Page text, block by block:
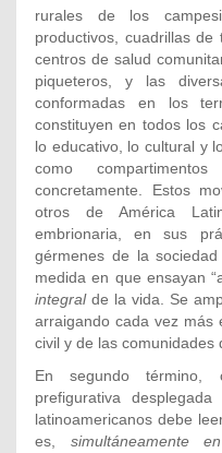
rurales de los
productivos, cuadrillas
centros de salud
piqueteros, y las
conformadas en los
constituyen en todos los
lo educativo, lo cultural y
como
concretamente. Estos
otros de América
embrionaria, en sus
gérmenes de la
medida en que ensayan
integralde la vida. Se
arraigando cada vez más
civil y de las comunidades
En segundo término,
prefigurativa
latinoamericanos debe
es, simultáneamente